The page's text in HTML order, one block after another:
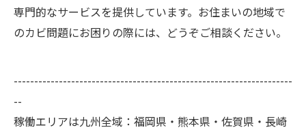
専門的なサービスを提供しています。お住まいの地域で
のカビ問題にお困りの際には、どうぞご相談ください。
--------------------------------------------------------------------
--
稼働エリアは九州全域：福岡県・熊本県・佐賀県・長崎